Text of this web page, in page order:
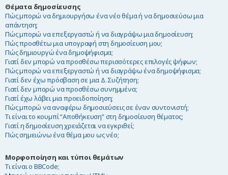
Θέματα δημοσίευσης
Πώς μπορώ να δημιουργήσω ένα νέο θέμα ή να δημοσιεύσω μια
απάντηση;
Πώς μπορώ να επεξεργαστώ ή να διαγράψω μια δημοσίευση;
Πώς προσθέτω μια υπογραφή στη δημοσίευση μου;
Πώς δημιουργώ ένα δημοψήφισμα;
Γιατί δεν μπορώ να προσθέσω περισσότερες επιλογές ψήφων;
Πώς μπορώ να επεξεργαστώ ή να διαγράψω ένα δημοψήφισμα;
Γιατί δεν έχω πρόσβαση σε μια Δ. Συζήτηση;
Γιατί δεν μπορώ να προσθέσω συνημμένα;
Γιατί έχω λάβει μια προειδοποίηση;
Πώς μπορώ να αναφέρω δημοσιεύσεις σε έναν συντονιστή;
Τι είναι το κουμπί “Αποθήκευση” στη δημοσίευση θέματος;
Γιατί η δημοσίευση χρειάζεται να εγκριθεί;
Πώς σημειώνω ένα θέμα μου ως νέο;
Μορφοποίηση και τύποι θεμάτων
Τι είναι ο BBCode;